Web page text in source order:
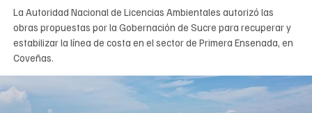
La Autoridad Nacional de Licencias Ambientales autorizó las
obras propuestas por la Gobernación de Sucre para recuperar y
estabilizar la línea de costa en el sector de Primera Ensenada, en
Coveñas.